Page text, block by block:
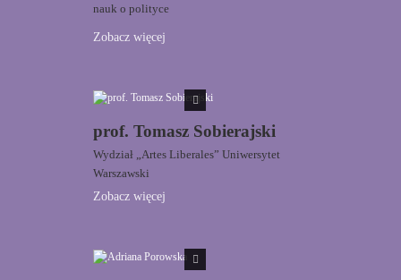
nauk o polityce
Zobacz więcej
prof. Tomasz Sobierajski
Wydział „Artes Liberales” Uniwersytet
Warszawski
Zobacz więcej